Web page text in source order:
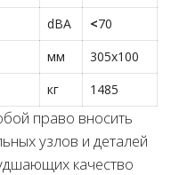
dBA <70
мм
305х100
кг 1485
право вносить
узлов и деталей
качество